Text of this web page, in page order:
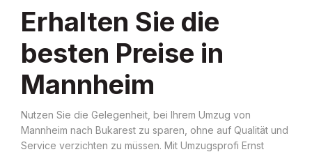
Erhalten Sie die
besten Preise in
Mannheim
Nutzen Sie die Gelegenheit, bei Ihrem Umzug von
Mannheim nach Bukarest zu sparen, ohne auf Qualität und
Service verzichten zu müssen. Mit Umzugsprofi Ernst